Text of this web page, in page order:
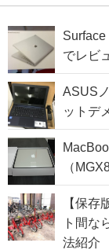
でレビ
ASUS
ットデ
（
【保存
ト間な
法紹介